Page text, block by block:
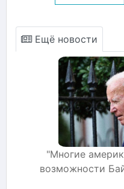
Ещё новости
"Многие
возможности